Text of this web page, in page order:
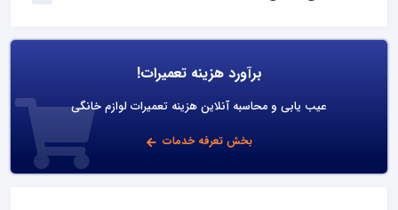
برآورد هزینه تعمیرات!
عیب یابی و محاسبه آنلاین هزینه تعمیرات لوازم خانگی
بخش تعرفه خدمات